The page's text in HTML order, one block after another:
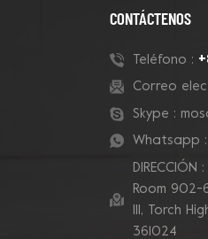
CONTÁCTENOS
Teléfono :
Correo
Skype :
Whatsapp :
Room 902-
Ill, Torch
361024